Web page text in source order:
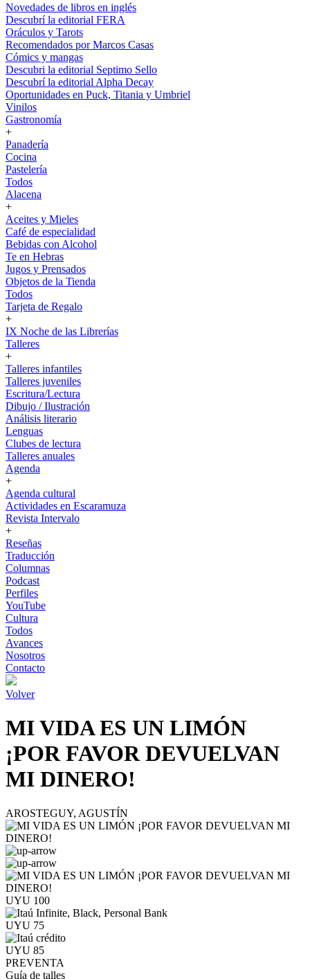
Novedades de libros en inglés
Descubrí la editorial FERA
Oráculos y Tarots
Recomendados por Marcos Casas
Cómics y mangas
Descubri la editorial Septimo Sello
Descubrí la editorial Alpha Decay
Oportunidades en Puck, Titania y Umbriel
Vinilos
Gastronomía
+
Panadería
Cocina
Pastelería
Todos
Alacena
+
Aceites y Mieles
Café de especialidad
Bebidas con Alcohol
Te en Hebras
Jugos y Prensados
Objetos de la Tienda
Todos
Tarjeta de Regalo
+
IX Noche de las Librerías
Talleres
+
Talleres infantiles
Talleres juveniles
Escritura/Lectura
Dibujo / Ilustración
Análisis literario
Lenguas
Clubes de lectura
Talleres anuales
Agenda
+
Agenda cultural
Actividades en Escaramuza
Revista Intervalo
+
Reseñas
Traducción
Columnas
Podcast
Perfiles
YouTube
Cultura
Todos
Avances
Nosotros
Contacto
Volver
MI VIDA ES UN LIMÓN
¡POR FAVOR DEVUELVAN
MI DINERO!
AROSTEGUY, AGUSTÍN
UYU 100
UYU 75
UYU 85
PREVENTA
Guía de talles